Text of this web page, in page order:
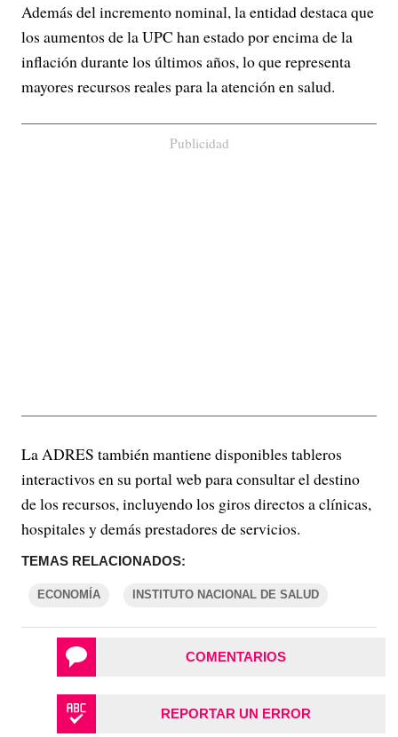
Además del incremento nominal, la entidad destaca que
los aumentos de la UPC han estado por encima de la
inflación durante los últimos años, lo que representa
mayores recursos reales para la atención en salud.
Publicidad
La ADRES también mantiene disponibles tableros
interactivos en su portal web para consultar el destino
de los recursos, incluyendo los giros directos a clínicas,
hospitales y demás prestadores de servicios.
TEMAS RELACIONADOS:
ECONOMÍA INSTITUTO NACIONAL DE SALUD
COMENTARIOS
REPORTAR UN ERROR